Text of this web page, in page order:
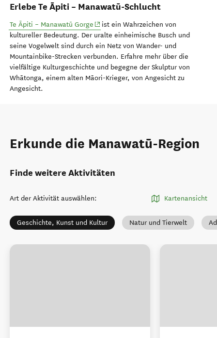
Erlebe Te Āpiti – Manawatū-Schlucht
Te Āpiti – Manawatū Gorge (opens in new window)
ist ein Wahrzeichen von
kultureller Bedeutung. Der uralte einheimische Busch und
seine Vogelwelt sind durch ein Netz von Wander- und
Mountainbike-Strecken verbunden. Erfahre mehr über die
vielfältige Kulturgeschichte und begegne der Skulptur von
Whātonga, einem alten Māori-Krieger, von Angesicht zu
Angesicht.
Erkunde die Manawatū-Region
Finde weitere Aktivitäten
Art der Aktivität auswählen: Kartenansicht
Geschichte, Kunst und Kultur Natur und Tierwelt